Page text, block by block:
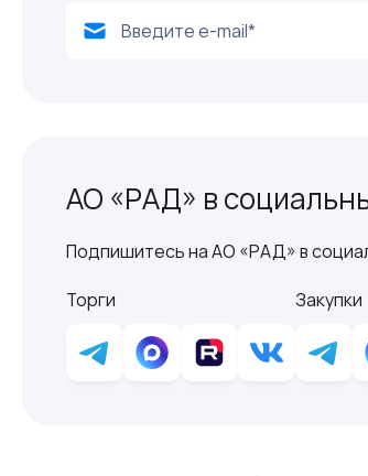
АО «РАД» в
Подпишитесь на АО «РАД» в
Торги
Закупки